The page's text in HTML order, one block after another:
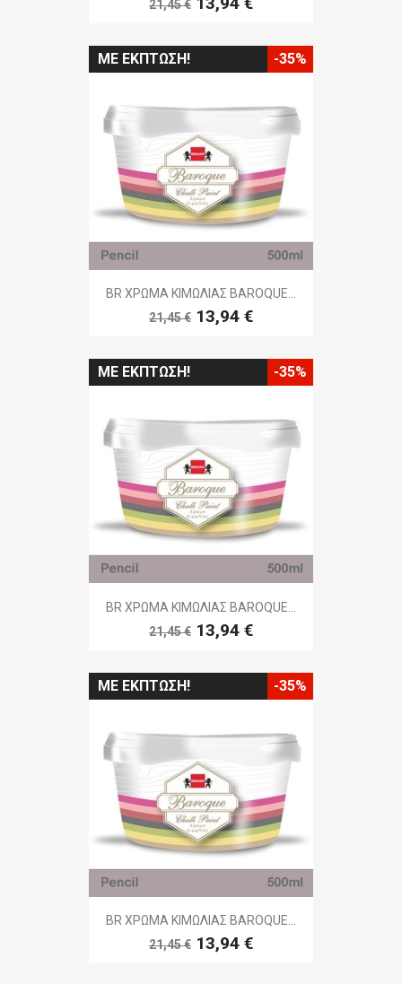
21,45 €
BR ΧΡΩΜΑ ΚΙΜΩΛΙΑΣ BAROQUE...
21,45 € 13,94 €
ΜΕ ΈΚΠΤΩΣΗ! -35%
BR ΧΡΩΜΑ ΚΙΜΩΛΙΑΣ BAROQUE...
21,45 € 13,94 €
ΜΕ ΈΚΠΤΩΣΗ! -35%
BR ΧΡΩΜΑ ΚΙΜΩΛΙΑΣ BAROQUE...
21,45 € 13,94 €
ΜΕ ΈΚΠΤΩΣΗ! -35%